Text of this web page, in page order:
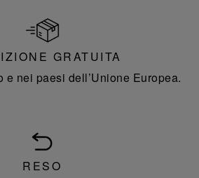
GRATUITA
e nei paesi dell’Unione Europea.
RESO